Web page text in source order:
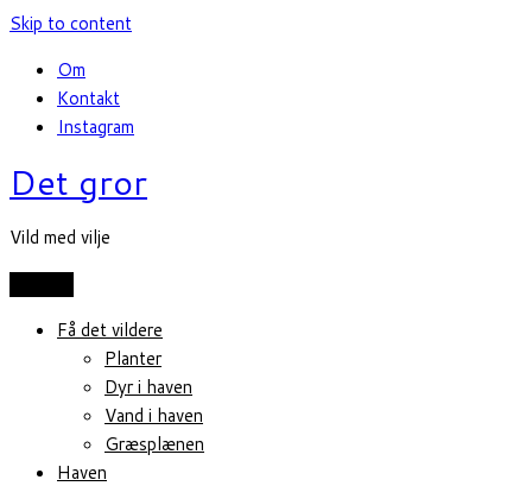
Skip to content
Om
Kontakt
Instagram
Det gror
Vild med vilje
Få det vildere
Planter
Dyr i haven
Vand i haven
Græsplænen
Haven